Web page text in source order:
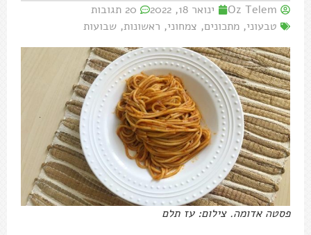
Oz Telem ינואר 18, 2022
20 תגובות
טבעוני, מתכונים, צמחוני, ראשונות, שבועות
פסטה אדומה. צילום: עז תלם